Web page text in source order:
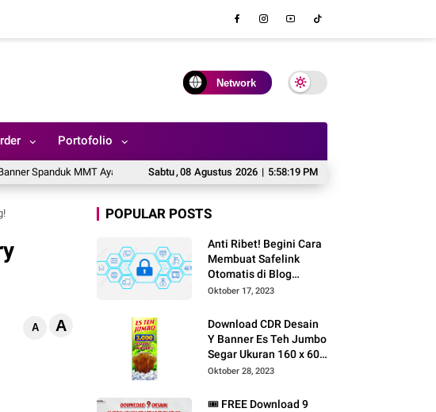
Network
Portofolio
Sabtu,08 Agustus 2026 | 5:58:20 PM
MMT Ayam Geprek Nuansa Merah Kuning Siap Edit di CorelDRAW X7
A A
POPULAR POSTS
Anti Ribet! Begini Cara
Membuat Safelink
Otomatis di Blog
Sendiri Tanpa Domain
Oktober 17, 2023
Download CDR Desain
Y Banner Es Teh Jumbo
Segar Ukuran 160 x 60
CM, Bisa Cetak Pakai
Oktober 28, 2023
🎟️ FREE Download 9